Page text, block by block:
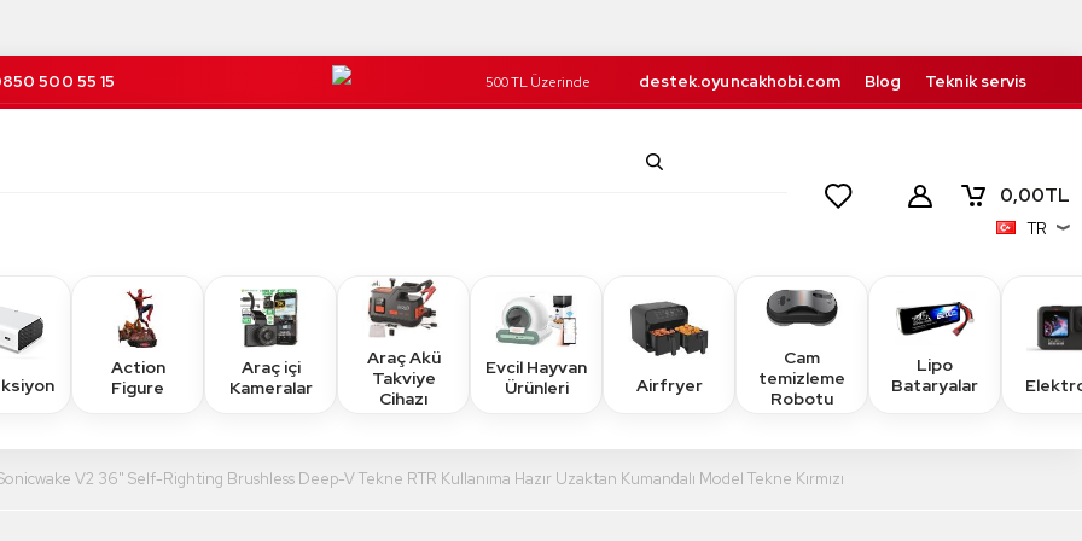
500 55 15 500 TL Üzerinde destek.oyuncakhobi.com Blog Teknik servis
0,00TL
TR
Action
Figure
Araç içi
Kameralar
Araç Akü
Takviye
Cihazı
Evcil Hayvan
Ürünleri
Airfryer
Cam
temizleme
Robotu
Lipo
Bataryalar
V2 36" Self-Righting Brushless Deep-V Tekne RTR Kullanıma Hazır Uzaktan Kumandalı Model Tekne Kırmızı